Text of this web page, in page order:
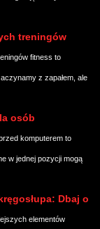
treningów
fitness to
z zapałem, ale
osób
komputerem to
w jednej pozycji mogą
Dbaj o
elementów